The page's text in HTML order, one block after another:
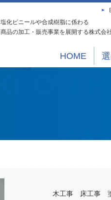
塩化ビニールや合成樹脂に係わる
商品の加工・販売事業を展開する株式会
HOME
木工事 床工事